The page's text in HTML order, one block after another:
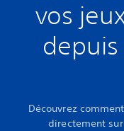
vos
depuis
Découvrez
directement